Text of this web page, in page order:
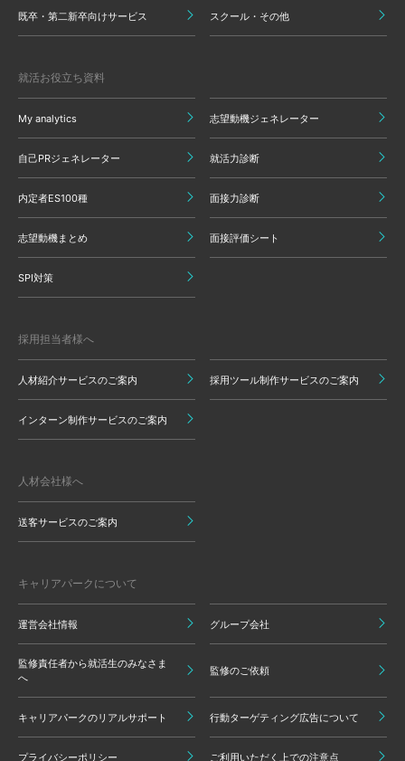
既卒・第二新卒向けサービス スクール・その他
就活お役立ち資料
My analytics 志望動機ジェネレーター
自己PRジェネレーター 就活力診断
内定者ES100種 面接力診断
志望動機まとめ 面接評価シート
SPI対策
採用担当者様へ
人材紹介サービスのご案内 採用ツール制作サービスのご案内
インターン制作サービスのご案内
人材会社様へ
送客サービスのご案内
キャリアパークについて
運営会社情報 グループ会社
監修責任者から就活生のみなさま
へ
監修のご依頼
キャリアパークのリアルサポート 行動ターゲティング広告について
プライバシーポリシー ご利用いただく上での注意点